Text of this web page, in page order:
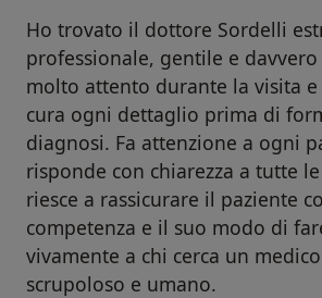
Ho trovato il dottore Sordelli
professionale, gentile e davvero
molto attento durante la visita e
cura ogni dettaglio prima di
diagnosi. Fa attenzione a ogni
risponde con chiarezza a tutte
riesce a rassicurare il paziente
competenza e il suo modo di
vivamente a chi cerca un
scrupoloso e umano.